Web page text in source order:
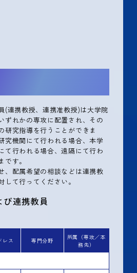
(連携教授、連携准教授)は大学院
ずれかの専攻に配置され、その
研究指導を行うことができま
究機関にて行われる場合、本学
て行われる場合、遠隔にて行わ
す。
、配属希望の相談などは連携教
して行ってください。
連携教員
レス 専門分野
所属（専攻／本
務先）